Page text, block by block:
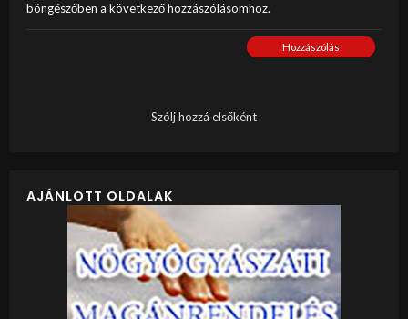
böngészőben a következő hozzászólásomhoz.
Hozzászólás
Szólj hozzá elsőként
AJÁNLOTT OLDALAK